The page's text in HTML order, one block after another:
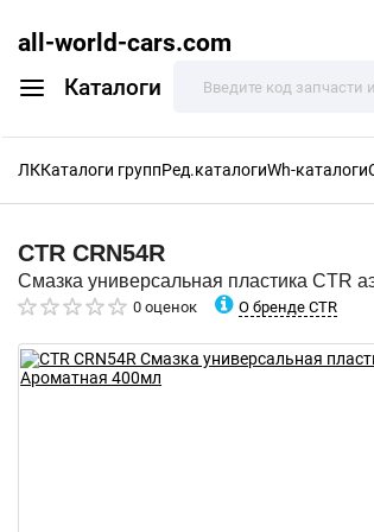
all-world-cars.com
Каталоги
ЛККаталоги группРед.каталогиWh-каталоги
CTR CRN54R
Смазка универсальная пластика CTR
0 оценок О бренде CTR